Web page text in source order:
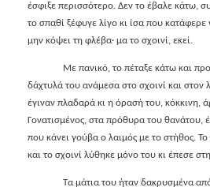
έσφιξε περισσότερο. Δεν το έβαλε κάτω,
το σπαθί ξέφυγε λίγο κι ίσα που κατάφερε
μην κόψει τη φλέβα·μα το σχοινί, εκεί.
Με πανικό, το πέταξε κάτω και
δάχτυλά του ανάμεσα στο σχοινί και στον
έγιναν πλαδαρά κι η όρασή του, κόκκινη,
Γονατισμένος, στα πρόθυρα του θανάτου,
που κάνει γούβα ο λαιμός με το στήθος.
και το σχοινί λύθηκε μόνο του κι έπεσε
Τα μάτια του ήταν δακρυσμένα